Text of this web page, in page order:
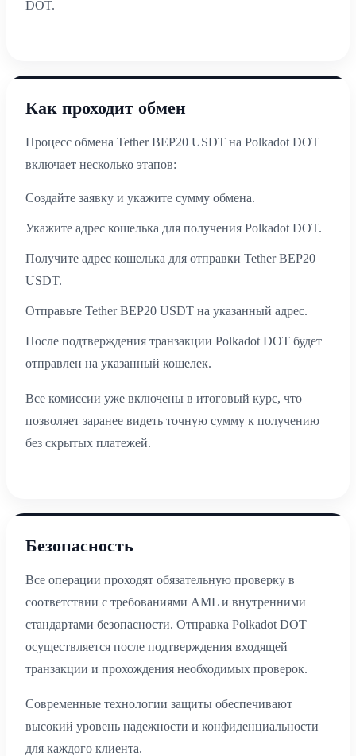
DOT.
Как проходит обмен
Процесс обмена Tether BEP20 USDT на Polkadot DOT
включает несколько этапов:
Создайте заявку и укажите сумму обмена.
Укажите адрес кошелька для получения Polkadot DOT.
Получите адрес кошелька для отправки Tether BEP20
USDT.
Отправьте Tether BEP20 USDT на указанный адрес.
После подтверждения транзакции Polkadot DOT будет
отправлен на указанный кошелек.
Все комиссии уже включены в итоговый курс, что
позволяет заранее видеть точную сумму к получению
без скрытых платежей.
Безопасность
Все операции проходят обязательную проверку в
соответствии с требованиями AML и внутренними
стандартами безопасности. Отправка Polkadot DOT
осуществляется после подтверждения входящей
транзакции и прохождения необходимых проверок.
Современные технологии защиты обеспечивают
высокий уровень надежности и конфиденциальности
для каждого клиента.